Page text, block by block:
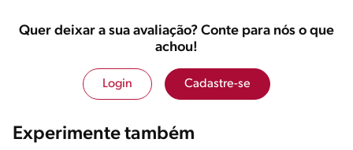
Quer deixar a sua avaliação? Conte para nós o que
achou!
Login Cadastre-se
Experimente também